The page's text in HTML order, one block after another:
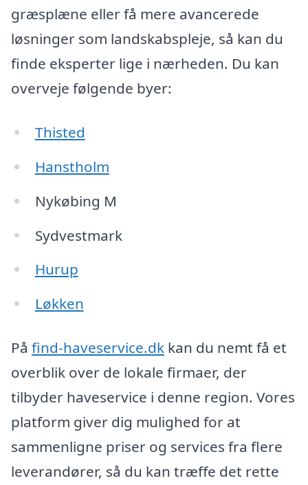
græsplæne eller få mere avancerede
løsninger som landskabspleje, så kan du
finde eksperter lige i nærheden. Du kan
overveje følgende byer:
Thisted
Hanstholm
Nykøbing M
Sydvestmark
Hurup
Løkken
På find-haveservice.dk kan du nemt få et
overblik over de lokale firmaer, der
tilbyder haveservice i denne region. Vores
platform giver dig mulighed for at
sammenligne priser og services fra flere
leverandører, så du kan træffe det rette